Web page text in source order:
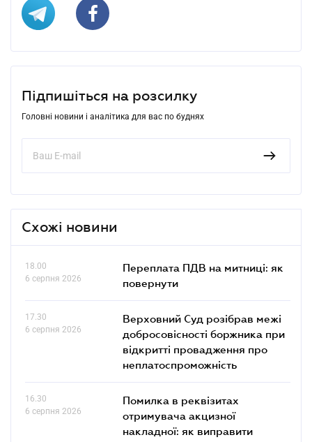
Підпишіться на розсилку
Головні новини і аналітика для вас по буднях
Схожі новини
18.00
6 серпня 2026
Переплата ПДВ на митниці: як
повернути
17.30
6 серпня 2026
Верховний Суд розібрав межі
добросовісності боржника при
відкритті провадження про
неплатоспроможність
16.30
6 серпня 2026
Помилка в реквізитах
отримувача акцизної
накладної: як виправити